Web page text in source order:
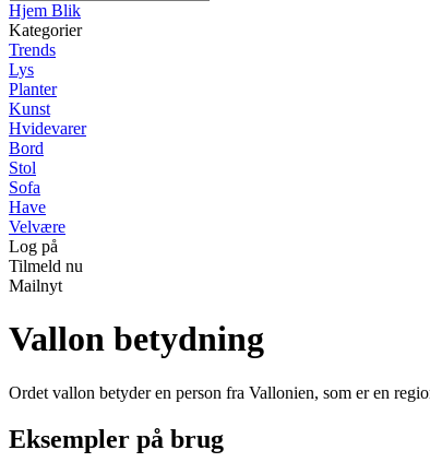
Hjem Blik
Kategorier
Trends
Lys
Planter
Kunst
Hvidevarer
Bord
Stol
Sofa
Have
Velvære
Log på
Tilmeld nu
Mailnyt
Vallon betydning
Ordet vallon betyder en person fra Vallonien, som er en
Eksempler på brug